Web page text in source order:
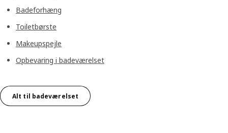
Badeforhæng
Toiletbørste
Makeupspejle
Opbevaring i badeværelset
Alt til badeværelset